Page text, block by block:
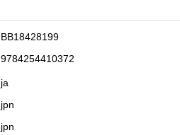
BB18428199
9784254410372
ja
jpn
jpn